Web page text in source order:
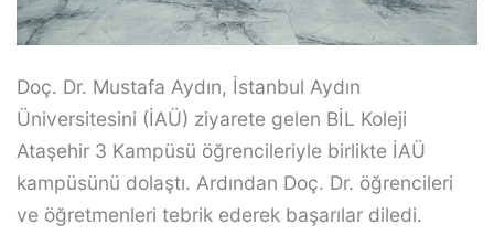
Doç. Dr. Mustafa Aydın, İstanbul Aydın
Üniversitesini (İAÜ) ziyarete gelen BİL Koleji
Ataşehir 3 Kampüsü öğrencileriyle birlikte İAÜ
kampüsünü dolaştı. Ardından Doç. Dr. öğrencileri
ve öğretmenleri tebrik ederek başarılar diledi.